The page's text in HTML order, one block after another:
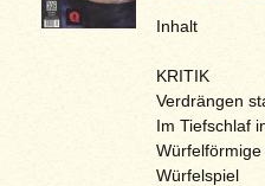
Inhalt
KRITIK
Verdrängen
Im Tiefschlaf
Würfelspiel